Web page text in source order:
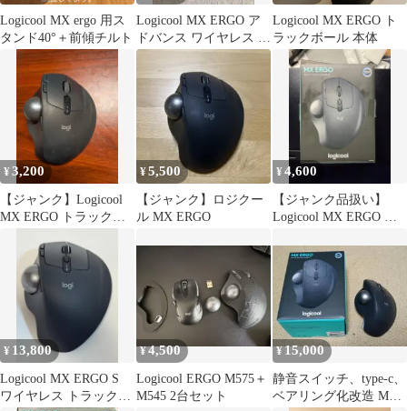
Logicool MX ergo 用ス
タンド40°＋前傾チルト
Logicool MX ERGO ア
ドバンス ワイヤレス ト
ラックボール
Logicool MX ERGO ト
ラックボール 本体
¥3,200
【ジャンク】Logicool
MX ERGO トラックボ
¥5,500
【ジャンク】ロジクー
ル MX ERGO
¥4,600
【ジャンク品扱い】
Logicool MX ERGO ワ
¥ 13,800
Logicool MX ERGO S
ワイヤレス トラックボ
¥4,500
Logicool ERGO M575＋
M545 2台セット
¥15,000
静音スイッチ、type-c、
ベアリング化改造 MX